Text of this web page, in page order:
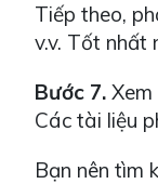
Tiếp theo,
v.v. Tốt nhất
Bước 7.
Các tài liệu
Bạn nên tìm